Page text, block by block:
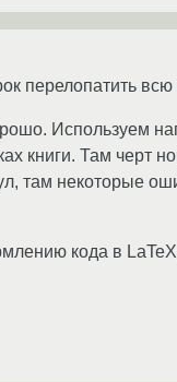
перелопатить всю
Используем
книги. Там черт
там некоторые
кода в